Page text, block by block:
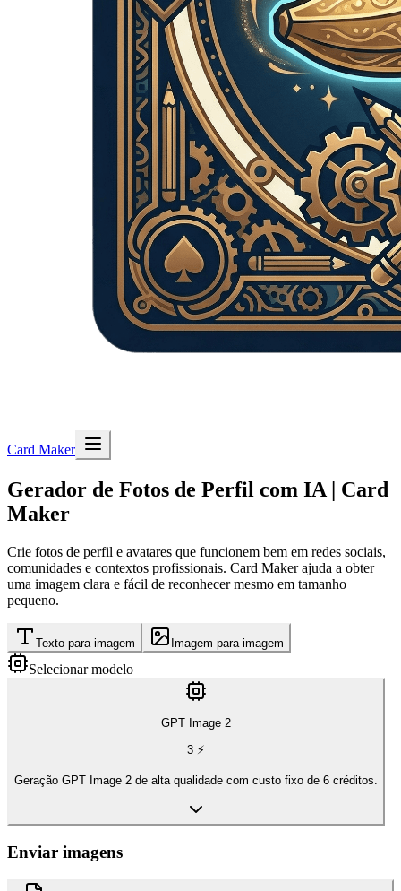
Card Maker
Gerador de Fotos de Perfil com IA | Card
Maker
Crie fotos de perfil e avatares que funcionem bem em redes sociais,
comunidades e contextos profissionais. Card Maker ajuda a obter
uma imagem clara e fácil de reconhecer mesmo em tamanho
pequeno.
Texto para imagem Imagem para imagem
Selecionar modelo
GPT Image 2
3 ⚡
Geração GPT Image 2 de alta qualidade com custo fixo de 6 créditos.
Enviar imagens